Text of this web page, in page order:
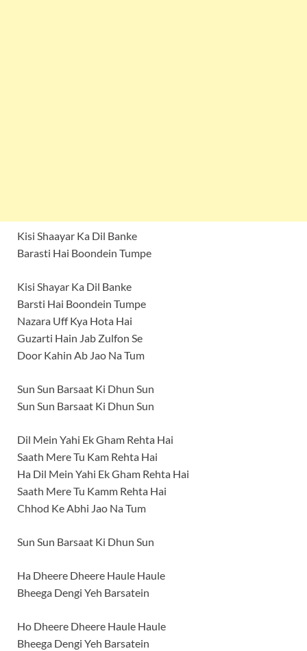
Kisi Shaayar Ka Dil Banke
Barasti Hai Boondein Tumpe
Kisi Shayar Ka Dil Banke
Barsti Hai Boondein Tumpe
Nazara Uff Kya Hota Hai
Guzarti Hain Jab Zulfon Se
Door Kahin Ab Jao Na Tum
Sun Sun Barsaat Ki Dhun Sun
Sun Sun Barsaat Ki Dhun Sun
Dil Mein Yahi Ek Gham Rehta Hai
Saath Mere Tu Kam Rehta Hai
Ha Dil Mein Yahi Ek Gham Rehta Hai
Saath Mere Tu Kamm Rehta Hai
Chhod Ke Abhi Jao Na Tum
Sun Sun Barsaat Ki Dhun Sun
Ha Dheere Dheere Haule Haule
Bheega Dengi Yeh Barsatein
Ho Dheere Dheere Haule Haule
Bheega Dengi Yeh Barsatein